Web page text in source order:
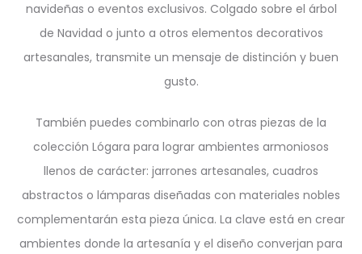
navideñas o eventos exclusivos. Colgado sobre el árbol
de Navidad o junto a otros elementos decorativos
artesanales, transmite un mensaje de distinción y buen
gusto.
También puedes combinarlo con otras piezas de la
colección Lógara para lograr ambientes armoniosos
llenos de carácter: jarrones artesanales, cuadros
abstractos o lámparas diseñadas con materiales nobles
complementarán esta pieza única. La clave está en crear
ambientes donde la artesanía y el diseño converjan para